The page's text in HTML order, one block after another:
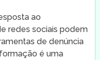
ao
redes sociais podem
de denúncia
é uma